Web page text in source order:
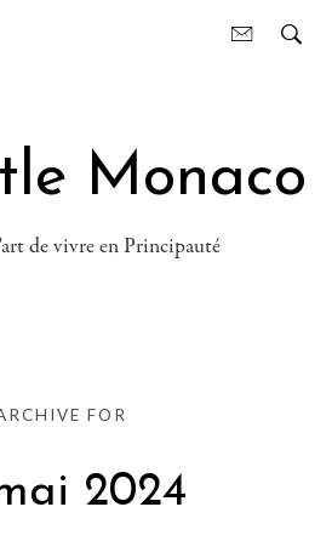
Monaco
de vivre en Principauté
FOR
2024